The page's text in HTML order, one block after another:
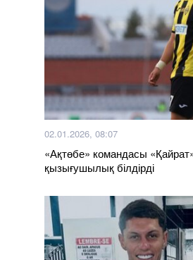
02.01.2026, 08:07
«Ақтөбе» командасы
қызығушылық білдірді